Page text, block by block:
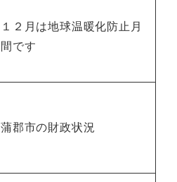
１２月は地球温暖化防止月
間です
蒲郡市の財政状況